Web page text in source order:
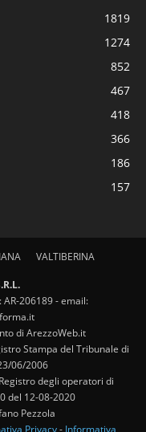
1819
1274
852
467
418
366
186
157
VALTIBERINA
AR-206189 - email:
di ArezzoWeb.it
Stampa del Tribunale di
06/2006
degli operatori di
del 12-08-2020
Pezzola
Privacy- Informativa